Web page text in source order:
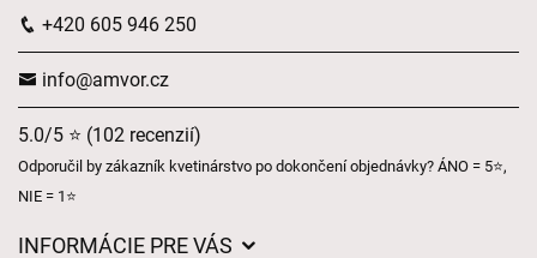
+420 605 946 250
info@amvor.cz
5.0/5 ⭐ (102 recenzií)
Odporučil by zákazník kvetinárstvo po dokončení objednávky? ÁNO = 5⭐,
NIE = 1⭐
INFORMÁCIE PRE VÁS